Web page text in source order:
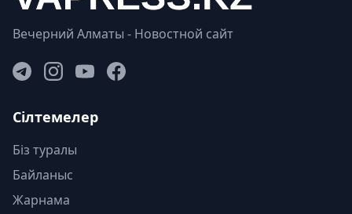
Вечерний Алматы - Новостной сайт
Сілтемелер
Біз туралы
Байланыс
Жарнама